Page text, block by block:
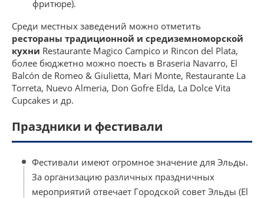
фритюре).
Среди местных заведений можно отметить
рестораны традиционной и средиземноморской
кухни Restaurante Magico Campico и Rincon del Plata,
более бюджетно можно поесть в Braseria Navarro, El
Balcón de Romeo & Giulietta, Mari Monte, Restaurante La
Torreta, Nuevo Almeria, Don Gofre Elda, La Dolce Vita
Cupcakes и др.
Праздники и фестивали
Фестивали имеют огромное значение для Эльды.
За организацию различных праздничных
мероприятий отвечает Городской совет Эльды (El